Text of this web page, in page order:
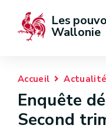
Les
Wallonie
Accueil
Enquête
Second